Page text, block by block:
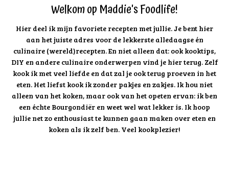
Welkom op Maddie's Foodlife!
Hier deel ik mijn favoriete recepten met jullie. Je bent hier
aan het juiste adres voor de lekkerste alledaagse én
culinaire (wereld)recepten. En niet alleen dat: ook kooktips,
DIY en andere culinaire onderwerpen vind je hier terug. Zelf
kook ik met veel liefde en dat zal je ook terug proeven in het
eten. Het liefst kook ik zonder pakjes en zakjes. Ik hou niet
alleen van het koken, maar ook van het opeten ervan: ik ben
een échte Bourgondiër en weet wel wat lekker is. Ik hoop
jullie net zo enthousiast te kunnen gaan maken over eten en
koken als ik zelf ben. Veel kookplezier!